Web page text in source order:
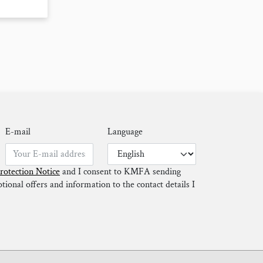
E-mail Language
Noticeand I consent to KMFA sending
offers and information to the contact details I